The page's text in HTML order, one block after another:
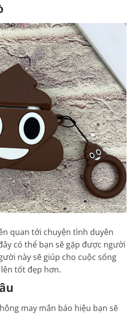
quan tới chuyện tình duyên
có thể bạn sẽ gặp được người
này sẽ giúp cho cuộc sống
tốt đẹp hơn.
may mắn báo hiệu bạn sẽ